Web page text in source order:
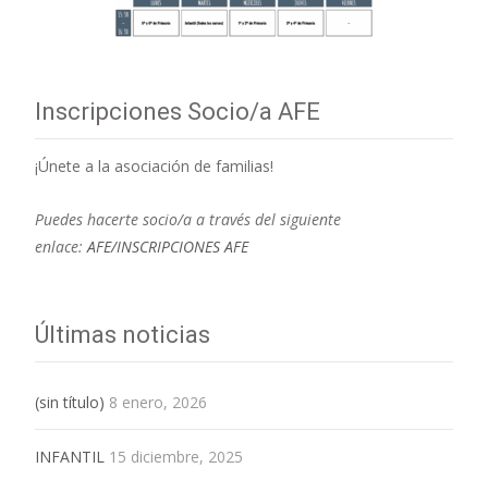
Inscripciones Socio/a AFE
¡Únete a la asociación de familias!
Puedes hacerte socio/a a través del siguiente
enlace:AFE/INSCRIPCIONES AFE
Últimas noticias
(sin título) 8 enero, 2026
INFANTIL 15 diciembre, 2025